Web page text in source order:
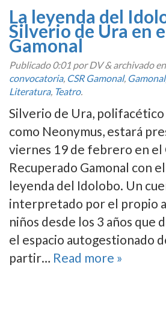
La leyenda del
Silverio de Ura en
Gamonal
Publicado0:01 por DV&archivado en
convocatoria, CSR Gamonal, Gamonal
Literatura, Teatro.
Silverio de Ura,
como Neonymus, estará
viernes 19 de febrero en el
Recuperado Gamonal con
leyenda del Idolobo. Un
interpretado por el propio
niños desde los 3 años que
el espacio autogestionado
partir… Read more »